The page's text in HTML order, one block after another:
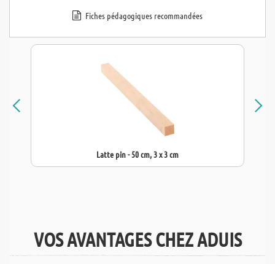
Fiches pédagogiques recommandées
Latte pin - 50 cm, 3 x 3 cm
VOS AVANTAGES CHEZ ADUIS